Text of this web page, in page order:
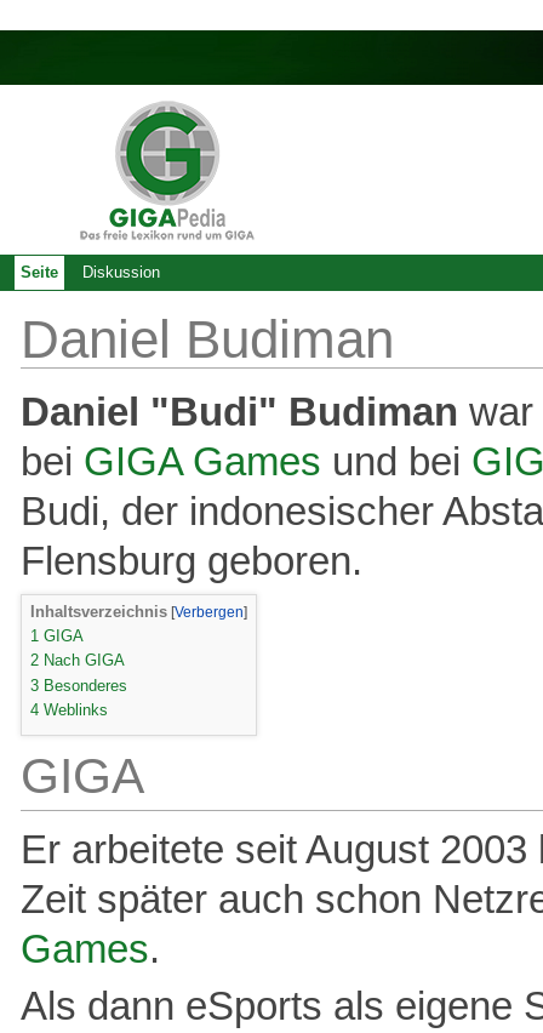
Daniel Budiman
Daniel "Budi" Budiman
bei GIGA Games und bei
Budi, der indonesischer
Flensburg geboren.
Inhaltsverzeichnis
1 GIGA
2 Nach GIGA
3 Besonderes
4 Weblinks
GIGA
Er arbeitete seit August
Zeit später auch schon
Games.
Als dann eSports als eigene
Seite Diskussion